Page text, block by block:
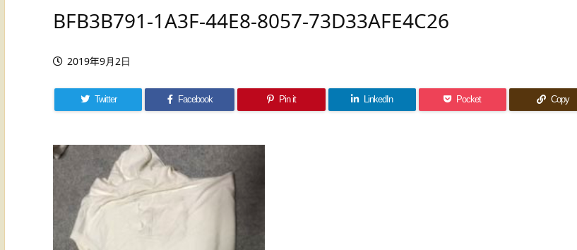
BFB3B791-1A3F-44E8-8057-73D33AFE4C26
2019年9月2日
Twitter Facebook Pin it LinkedIn Pocket Copy